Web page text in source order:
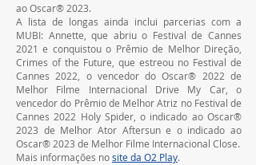
ao Oscar® 2023.
A lista de longas ainda inclui parcerias com a
MUBI: Annette, que abriu o Festival de Cannes
2021 e conquistou o Prêmio de Melhor Direção,
Crimes of the Future, que estreou no Festival de
Cannes 2022, o vencedor do Oscar® 2022 de
Melhor Filme Internacional Drive My Car, o
vencedor do Prêmio de Melhor Atriz no Festival de
Cannes 2022 Holy Spider, o indicado ao Oscar®
2023 de Melhor Ator Aftersun e o indicado ao
Oscar® 2023 de Melhor Filme Internacional Close.
Mais informações no site da O2 Play.